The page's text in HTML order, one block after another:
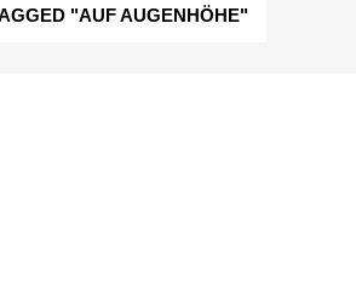
"AUF AUGENHÖHE"